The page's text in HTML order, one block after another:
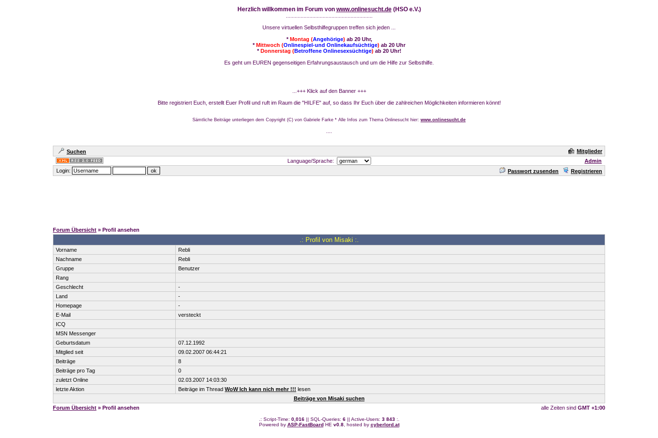
Herzlich willkommen im Forum von www.onlinesucht.de(HSO e.V.)
Unsere virtuellen Selbsthilfegruppen treffen sich jeden ...
*Montag (Angehörige) ab 20 Uhr,
*Mittwoch (Onlinespiel-und Onlinekaufsüchtige) ab 20 Uhr
*Donnerstag (Betroffene Onlinesexsüchtige) ab 20 Uhr!
Es geht um EUREN gegenseitigen Erfahrungsaustausch und um die Hilfe zur Selbsthilfe.
...+++ Klick auf den Banner +++
Bitte registriert Euch, erstellt Euer Profil und ruft im Raum die "HILFE" auf, so dass Ihr Euch über die zahlreichen Möglichkeiten informieren könnt!
Sämtliche Beiträge unterliegen dem Copyright (C) von Gabriele Farke * Alle Infos zum Thema Onlinesucht hier: www.onlinesucht.de
Suchen
Mitglieder
Language/Sprache:
Admin
Login:
Passwort zusenden Registrieren
Forum Übersicht » Profil ansehen
.: Profil von Misaki :.
Vorname
Rebli
Nachname
Rebli
Gruppe
Benutzer
Rang
Geschlecht
-
Land
-
Homepage
-
E-Mail
versteckt
ICQ
MSN Messenger
Geburtsdatum
07.12.1992
Mitglied seit
09.02.2007 06:44:21
Beiträge
8
Beiträge pro Tag
0
zuletzt Online
02.03.2007 14:03:30
letzte Aktion
Beiträge im Thread WoW Ich kann nich mehr !!! lesen
Beiträge von Misaki suchen
Forum Übersicht » Profil ansehen alle Zeiten sind GMT +1:00
.: Script-Time: 0,016|| SQL-Queries: 6|| Active-Users: 3 843:.
Powered by ASP-FastBoardHE v0.8, hosted by cyberlord.at